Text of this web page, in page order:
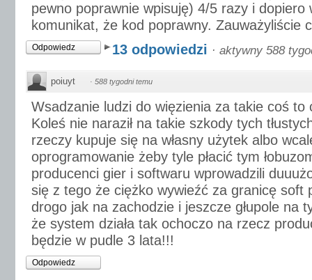
pewno poprawnie wpisuję) 4/5 razy i dopiero
komunikat, że kod poprawny. Zauważyliście
Odpowiedz 13 odpowiedzi · aktywny 588
poiuyt · 588 tygodni temu
Wsadzanie ludzi do więzienia za takie coś to
Koleś nie naraził na takie szkody tych
rzeczy kupuje się na własny użytek albo
oprogramowanie żeby tyle płacić tym
producenci gier i softwaru wprowadzili
się z tego że ciężko wywieźć za granicę soft
drogo jak na zachodzie i jeszcze głupole na
że system działa tak ochoczo na rzecz
będzie w pudle 3 lata!!!
Odpowiedz